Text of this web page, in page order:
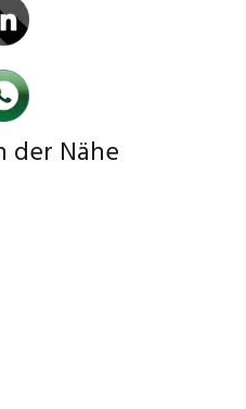
der Nähe